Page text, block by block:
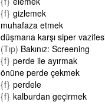
{f} gizlemek
muhafaza etmek
düşmana karşı siper
(Tıp) Bakınız: Screening
{f} perde ile ayırmak
önüne perde çekmek
{f} perdele
{f} kalburdan geçirmek